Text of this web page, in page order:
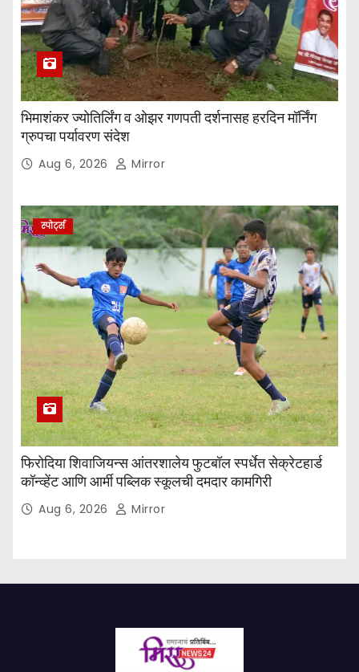
भिमाशंकर ज्योतिर्लिंग व ओझर गणपती दर्शनासह हरदिन मॉर्निंग
ग्रुपचा पर्यावरण संदेश
Aug 6, 2026 Mirror
स्पोर्ट्स
फिरोदिया शिवाजियन्स आंतरशालेय फुटबॉल स्पर्धेत सेक्रेटहार्ड
कॉन्व्हेंट आणि आर्मी पब्लिक स्कूलची दमदार कामगिरी
Aug 6, 2026 Mirror